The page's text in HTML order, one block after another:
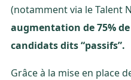
(notamment via le Talent
augmentation de 75%
candidats dits “passifs”.
Grâce à la mise en place